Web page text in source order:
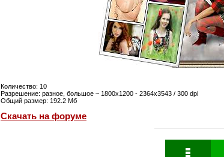
Количество: 10
Разрешение: разное, большое ~ 1800х1200 - 2364x3543 / 300 dpi
Общий размер: 192.2 Мб
Скачать на форуме